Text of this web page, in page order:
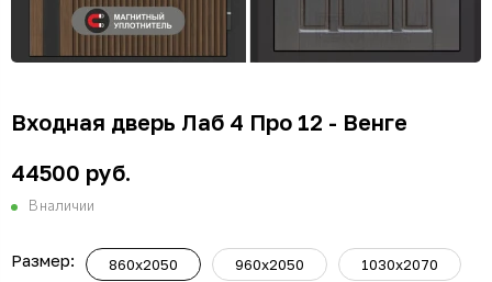
Входная дверь Лаб 4 Про 12 - Венге
44500 руб.
В наличии
Размер: 860х2050 960х2050 1030х2070